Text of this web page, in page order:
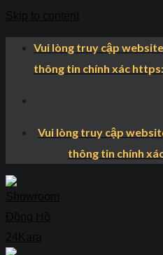
Vui lòng truy cập
thông tin chính xác
Vui lòng truy cập
thông tin chính